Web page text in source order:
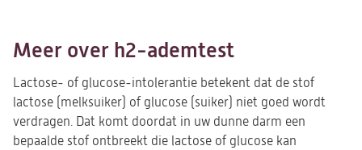
Meer over h2-ademtest
Lactose- of glucose-intolerantie betekent dat de stof
lactose (melksuiker) of glucose (suiker) niet goed wordt
verdragen. Dat komt doordat in uw dunne darm een
bepaalde stof ontbreekt die lactose of glucose kan